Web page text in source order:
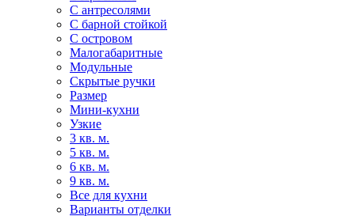
С антресолями
С барной стойкой
С островом
Малогабаритные
Модульные
Скрытые ручки
Размер
Мини-кухни
Узкие
3 кв. м.
5 кв. м.
6 кв. м.
9 кв. м.
Все для кухни
Варианты отделки